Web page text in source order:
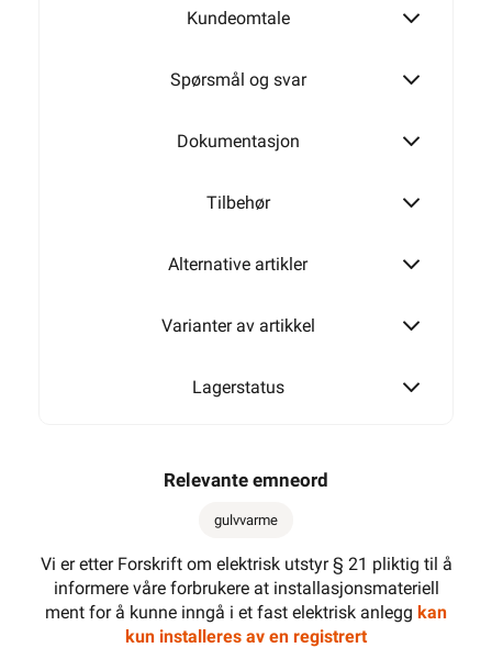
1050WKundeomtale
Spørsmål og svar
Dokumentasjon
Tilbehør
Alternative artikler
Varianter av artikkel
Lagerstatus
Relevante emneord
gulvvarme
Vi er etter Forskrift om elektrisk utstyr § 21 pliktig til å
informere våre forbrukere at installasjonsmateriell
ment for å kunne inngå i et fast elektrisk anlegg kan
kun installeres av en registrert